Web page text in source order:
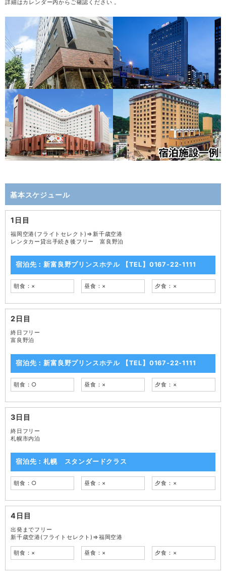
詳細はカレンダー内からご確認ください 。
基本スケジュール
1日目
福岡空港(フライトセレクト)⇒新千歳空港
レンタカー貸出手続き後フリー 富良野泊
宿泊先：新富良野プリンスホテル 【TEL】0167-22-1111
朝食：× 昼食：× 夕食：×
2日目
終日フリー
富良野泊
宿泊先：新富良野プリンスホテル 【TEL】0167-22-1111
朝食：○ 昼食：× 夕食：×
3日目
終日フリー
札幌市内泊
宿泊先：札幌 スタンダードクラス
朝食：○ 昼食：× 夕食：×
4日目
出発までフリー
新千歳空港(フライトセレクト)⇒福岡空港
朝食：× 昼食：× 夕食：×